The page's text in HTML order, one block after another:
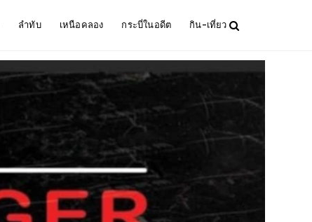
ลำทับ เหนือคลอง กระบี่ในอดีต กิน-เที่ยว